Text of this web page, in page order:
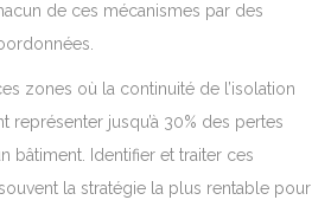
de ces mécanismes par des
zones où la continuité de l’isolation
représenter jusqu’à 30% des pertes
bâtiment. Identifier et traiter ces
la stratégie la plus rentable pour